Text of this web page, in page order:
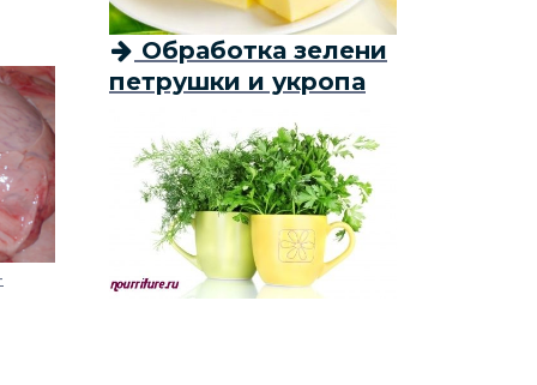
Обработка зелени
петрушки и укропа